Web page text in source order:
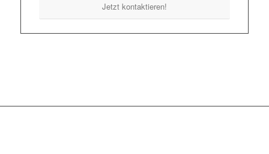
Jetzt kontaktieren!